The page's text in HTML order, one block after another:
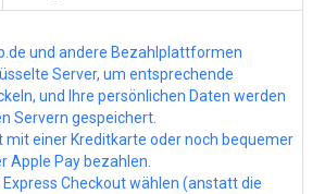
und andere Bezahlplattformen
Server, um entsprechende
und Ihre persönlichen Daten werden
Servern gespeichert.
mit einer Kreditkarte oder noch bequemer
Apple Pay bezahlen.
Express Checkout wählen (anstatt die